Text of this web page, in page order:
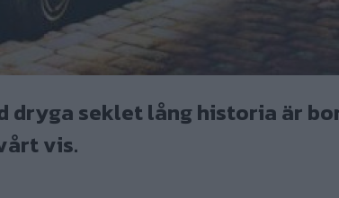
dryga seklet lång historia är
vis.